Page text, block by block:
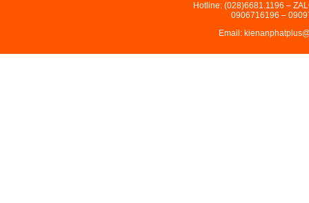
Hotline: (028)6681.1196 –
0906716196 –
Email: